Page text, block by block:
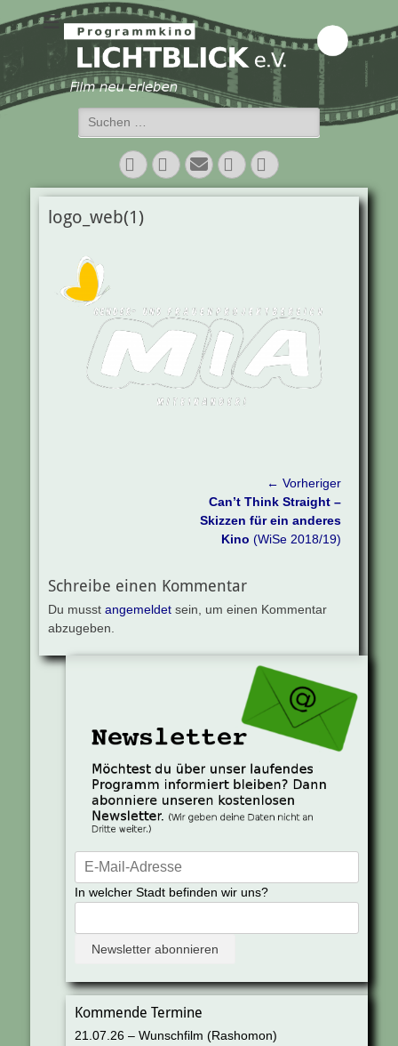
Programmkino
Lichtblick e.V.
Suchen
nach:
Facebook
Twitter
E-
Mail
VimeoInstagram
logo_web(1)
← Vorheriger
Vorheriger
Beitrag:
Can’t Think Straight –
Skizzen für ein anderes
Kino (WiSe 2018/19)
Schreibe einen Kommentar
Du musst angemeldet sein, um einen Kommentar
abzugeben.
In welcher Stadt befinden wir uns?
Kommende Termine
21.07.26 – Wunschfilm (Rashomon)